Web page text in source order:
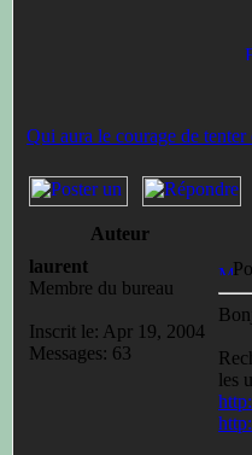
Qui aura le courage de
Auteur
laurent
Membre du bureau
Inscrit le: Apr 19, 2004
Messages: 63
les